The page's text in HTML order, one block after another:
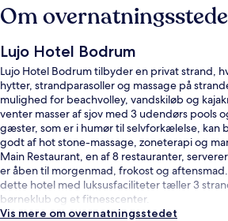
Om
Lujo Hotel Bodrum
Lujo Hotel Bodrum tilbyder en privat strand,
hytter, strandparasoller og massage på
mulighed for beachvolley, vandskiløb og
venter masser af sjov med 3 udendørs pools
gæster, som er i humør til selvforkælelse, kan
godt af hot stone-massage, zoneterapi og
Main Restaurant, en af 8 restauranter,
er åben til morgenmad, frokost og
dette hotel med luksusfaciliteter tæller 3
børneklub og et fitnesscenter.
Vis mere om overnatningsstedet